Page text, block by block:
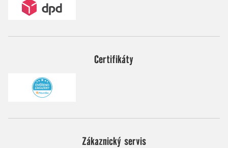
Certifikáty
Zákaznický servis